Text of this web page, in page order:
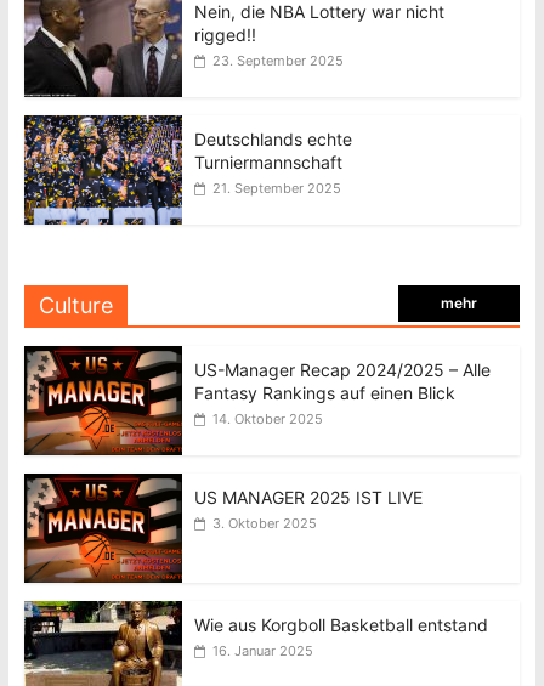
Nein, die NBA Lottery war nicht
rigged!!
23. September 2025
Deutschlands echte
Turniermannschaft
21. September 2025
Culture mehr
US-Manager Recap 2024/2025 – Alle
Fantasy Rankings auf einen Blick
14. Oktober 2025
US MANAGER 2025 IST LIVE
3. Oktober 2025
Wie aus Korgboll Basketball entstand
16. Januar 2025